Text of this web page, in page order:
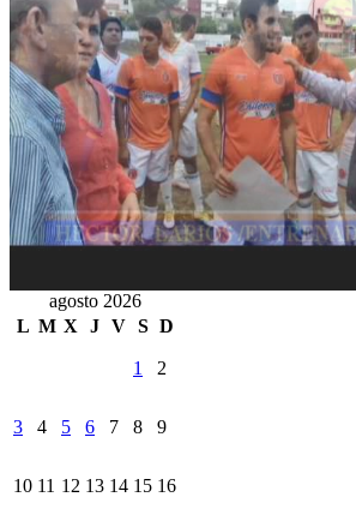
agosto 2026
L M X J V S D
1 2
3 4 5 6 7 8 9
10 11 12 13 14 15 16